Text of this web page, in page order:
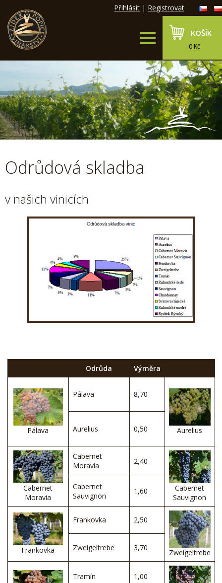
Přihlásit | Registrovat
KOŠÍK
0 Kč
Odrůdová skladba
v našich vinicích
Odrůda Výměra
Pálava
Pálava 8,70
Aurelius
Aurelius 0,50
Cabernet
Moravia
Cabernet
Moravia
2,40
Cabernet
Sauvignon
Cabernet
Sauvignon
1,60
Frankovka
Frankovka 2,50
Zweigeltrebe
Zweigeltrebe 3,70
Tramín 1,00